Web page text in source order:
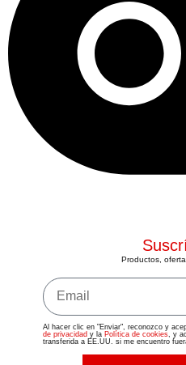
Productos,
Al hacer clic en "Enviar", reconozco y
de privacidad y la Política de cookies, y
transferida a EE.UU. si me encuentro